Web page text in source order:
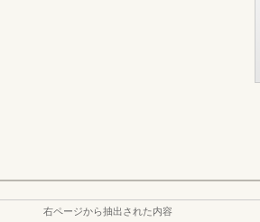
右ページから抽出された内容